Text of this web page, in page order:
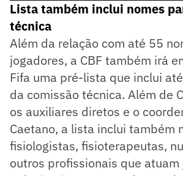
Lista também inclui nomes
técnica
Além da relação com até 55
jogadores, a CBF também irá
Fifa uma pré-lista que inclui
da comissão técnica. Além de
os auxiliares diretos e o
Caetano, a lista inclui também
fisiologistas, fisioterapeutas,
outros profissionais que atuam